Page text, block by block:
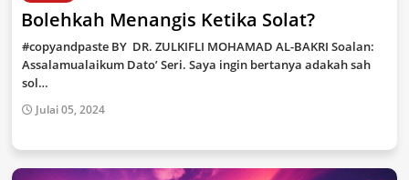
Bolehkah Menangis Ketika Solat?
#copyandpaste BY DR. ZULKIFLI MOHAMAD AL-BAKRI Soalan:
Assalamualaikum Dato’ Seri. Saya ingin bertanya adakah sah
sol…
Julai 05, 2024